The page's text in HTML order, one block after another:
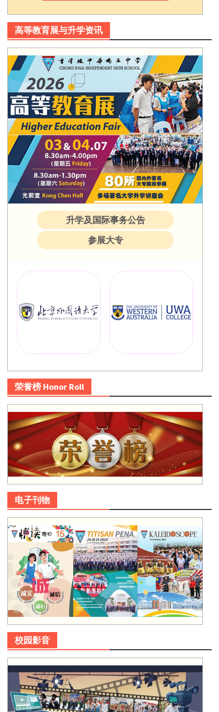
高等教育展与升学资讯
升学及国际事务公告
参展大专
荣誉榜 Honor Roll
电子刊物
校园影音